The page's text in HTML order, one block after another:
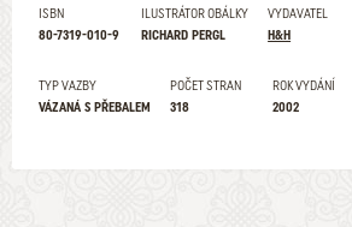
ISBN
80-7319-010-9
ILUSTRÁTOR OBÁLKY
RICHARD PERGL
VYDAVATEL
H&H
TYP VAZBY
VÁZANÁ S PŘEBALEM
POČET STRAN
318
ROK VYDÁNÍ
2002